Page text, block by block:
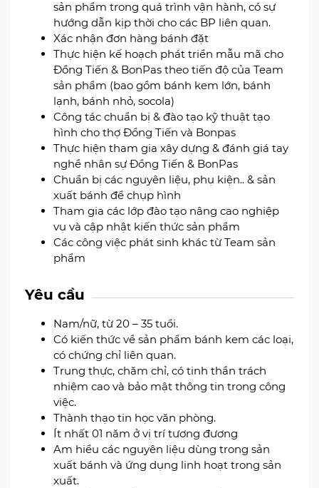
sản phẩm trong quá trình vận hành, có sự
hướng dẫn kịp thời cho các BP liên quan.
Xác nhận đơn hàng bánh đặt
Thực hiện kế hoạch phát triển mẫu mã cho
Đồng Tiến & BonPas theo tiến độ của Team
sản phẩm (bao gồm bánh kem lớn, bánh
lạnh, bánh nhỏ, socola)
Công tác chuẩn bị & đào tạo kỹ thuật tạo
hình cho thợ Đồng Tiến và Bonpas
Thực hiện tham gia xây dựng & đánh giá tay
nghề nhân sự Đồng Tiến & BonPas
Chuẩn bị các nguyên liệu, phụ kiện.. & sản
xuất bánh để chụp hình
Tham gia các lớp đào tạo nâng cao nghiệp
vụ và cập nhật kiến thức sản phẩm
Các công việc phát sinh khác từ Team sản
phẩm
Yêu cầu
Nam/nữ, từ 20 – 35 tuổi.
Có kiến thức về sản phẩm bánh kem các loại,
có chứng chỉ liên quan.
Trung thực, chăm chỉ, có tinh thần trách
nhiệm cao và bảo mật thông tin trong công
việc.
Thành thạo tin học văn phòng.
Ít nhất 01 năm ở vị trí tương đương
Am hiểu các nguyên liệu dùng trong sản
xuất bánh và ứng dụng linh hoạt trong sản
xuất.